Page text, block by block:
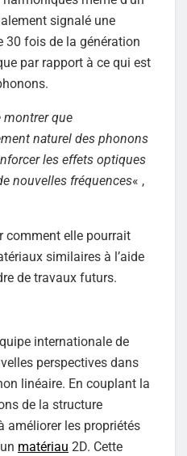
signalé une
30 fois de la génération
par rapport à ce qui est
montrer que
naturel des phonons
les effets optiques
nouvelles fréquences« ,
comment elle pourrait
similaires à l’aide
de travaux futurs.
internationale de
perspectives dans
linéaire. En couplant la
de la structure
améliorer les propriétés
matériau 2D. Cette